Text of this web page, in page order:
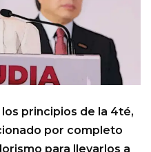
principios de la 4té,
por completo
para llevarlos a